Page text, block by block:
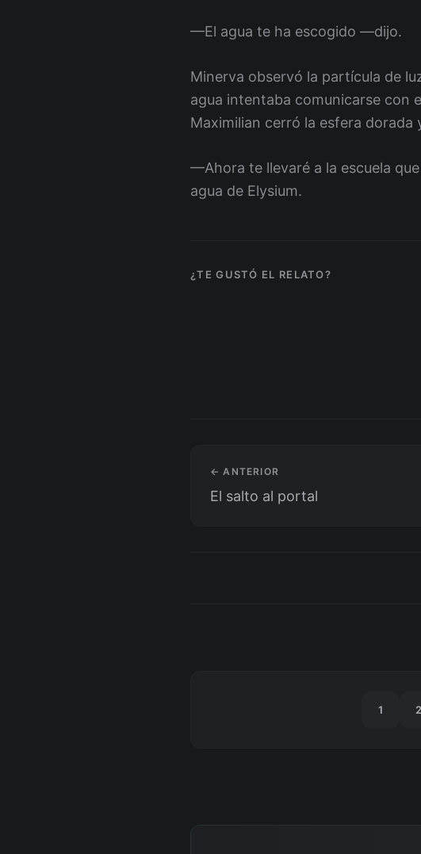
—El agua te ha escogido —dijo.
Minerva observó la partícula de
agua intentaba comunicarse con
Maximilian cerró la esfera dorada
—Ahora te llevaré a la escuela
agua de Elysium.
¿TE GUSTÓ EL RELATO?
← ANTERIOR
El salto al portal
1 2